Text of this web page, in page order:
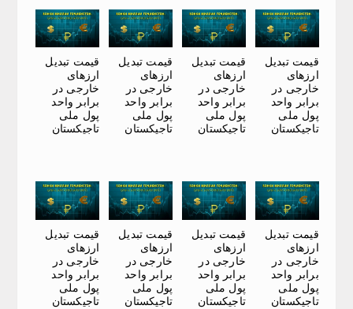
قیمت تبدیل
ارزهای
خارجی در
برابر واحد
پول ملی
تاجیکستان
قیمت تبدیل
ارزهای
خارجی در
برابر واحد
پول ملی
تاجیکستان
قیمت تبدیل
ارزهای
خارجی در
برابر واحد
پول ملی
تاجیکستان
قیمت تبدیل
ارزهای
خارجی در
برابر واحد
پول ملی
تاجیکستان
قیمت تبدیل
ارزهای
خارجی در
برابر واحد
پول ملی
تاجیکستان
قیمت تبدیل
ارزهای
خارجی در
برابر واحد
پول ملی
تاجیکستان
قیمت تبدیل
ارزهای
خارجی در
برابر واحد
پول ملی
تاجیکستان
قیمت تبدیل
ارزهای
خارجی در
برابر واحد
پول ملی
تاجیکستان